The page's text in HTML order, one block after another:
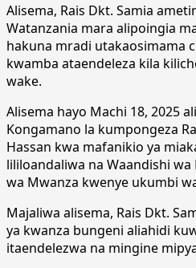
Alisema, Rais Dkt. Samia
Watanzania mara alipoingia
hakuna mradi utakaosimama
kwamba ataendeleza kila
wake.
Alisema hayo Machi 18, 2025
Kongamano la kumpongeza
Hassan kwa mafanikio ya
lililoandaliwa na Waandishi
wa Mwanza kwenye ukumbi
Majaliwa alisema, Rais Dkt.
ya kwanza bungeni aliahidi
itaendelezwa na mingine